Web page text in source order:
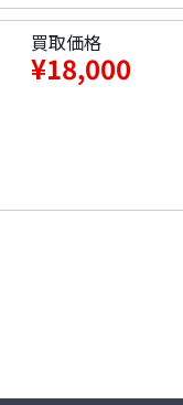
買取価格
¥18,000